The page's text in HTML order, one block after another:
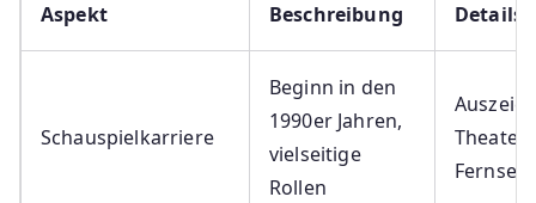
Aspekt Beschreibung Details
Schauspielkarriere
Beginn in den
1990er Jahren,
vielseitige
Rollen
Theater,